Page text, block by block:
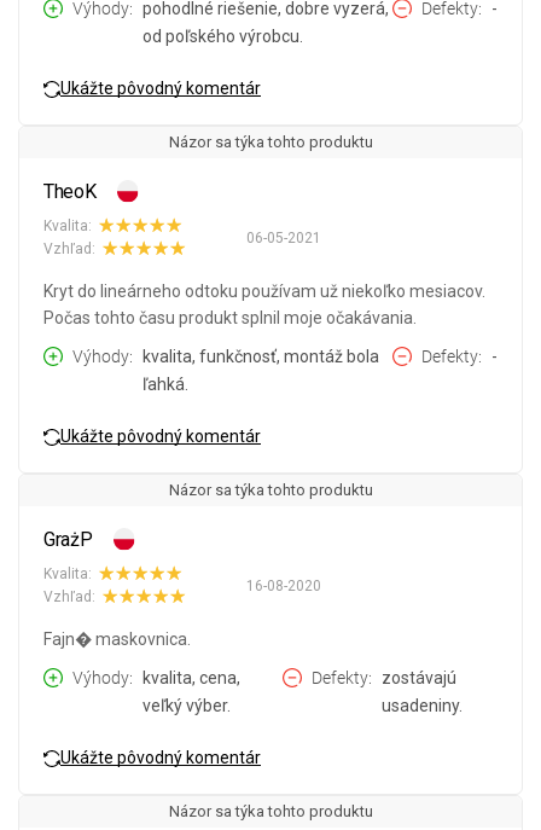
Výhody
pohodlné riešenie, dobre vyzerá,
od poľského výrobcu.
Defekty -
Ukážte pôvodný komentár
Názor sa týka tohto produktu
TheoK
06-05-2021
Kvalita:
Vzhľad:
Kryt do lineárneho odtoku používam už niekoľko mesiacov.
Počas tohto času produkt splnil moje očakávania.
Výhody
kvalita, funkčnosť, montáž bola
ľahká.
Defekty -
Ukážte pôvodný komentár
Názor sa týka tohto produktu
GrażP
16-08-2020
Kvalita:
Vzhľad:
Fajn� maskovnica.
Výhody
kvalita, cena,
veľký výber.
Defekty
zostávajú
usadeniny.
Ukážte pôvodný komentár
Názor sa týka tohto produktu